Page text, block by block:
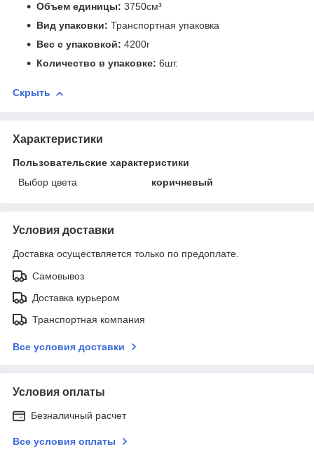
Объем единицы: 3750см³
Вид упаковки: Транспортная упаковка
Вес с упаковкой: 4200г
Количество в упаковке: 6шт.
Скрыть
Характеристики
Пользовательские характеристики
Выбор цвета
коричневый
Условия доставки
Доставка осуществляется только по предоплате.
Самовывоз
Доставка курьером
Транспортная компания
Все условия доставки
Условия оплаты
Безналичный расчет
Все условия оплаты